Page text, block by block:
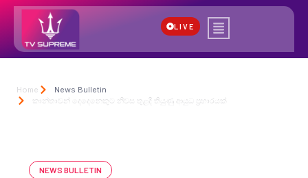
LIVE
Home
News Bulletin
කාන්තාවන් දෙදෙනෙකුට නිවස තුළදී තියුණු ආයුධ ප්‍රහාරයක්
NEWS BULLETIN